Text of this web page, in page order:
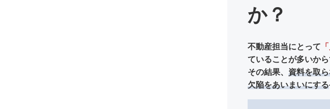
か？
不動産担当にとって
ていることが多いから
その結果、 資料を取
欠陥をあいまいにする